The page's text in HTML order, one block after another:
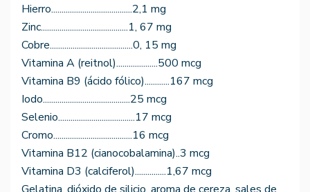
Hierro.......................................2,1 mg
Zinc..........................................1, 67 mg
Cobre........................................0, 15 mg
Vitamina A (reitnol)....................500 mcg
Vitamina B9 (ácido fólico)............167 mcg
Iodo..........................................25 mcg
Selenio.....................................17 mcg
Cromo......................................16 mcg
Vitamina B12 (cianocobalamina)..3 mcg
Vitamina D3 (calciferol)...............1,67 mcg